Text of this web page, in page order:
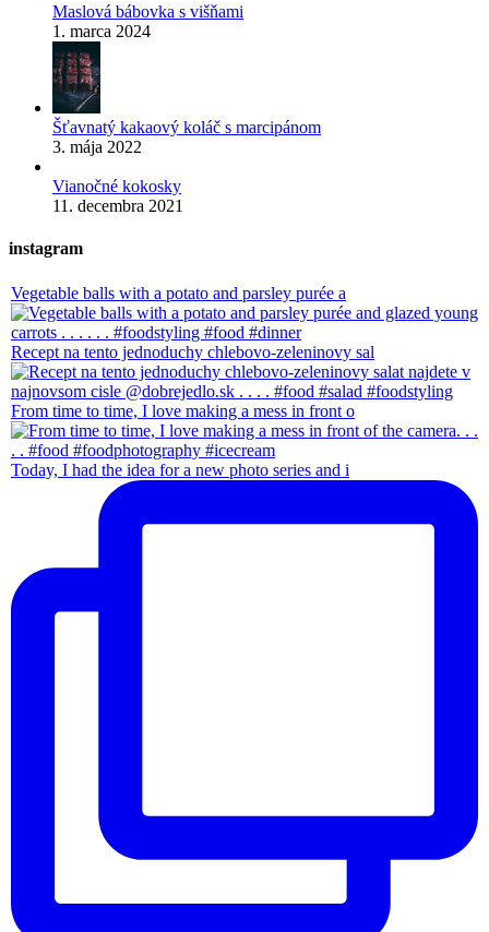
Maslová bábovka s višňami
1. marca 2024
Šťavnatý kakaový koláč s marcipánom
3. mája 2022
Vianočné kokosky
11. decembra 2021
instagram
Vegetable balls with a potato and parsley purée a
Recept na tento jednoduchy chlebovo-zeleninovy sal
From time to time, I love making a mess in front o
Today, I had the idea for a new photo series and i